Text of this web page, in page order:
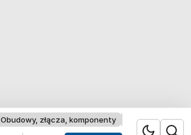
Obudowy, złącza, komponenty Przemysł 4.0